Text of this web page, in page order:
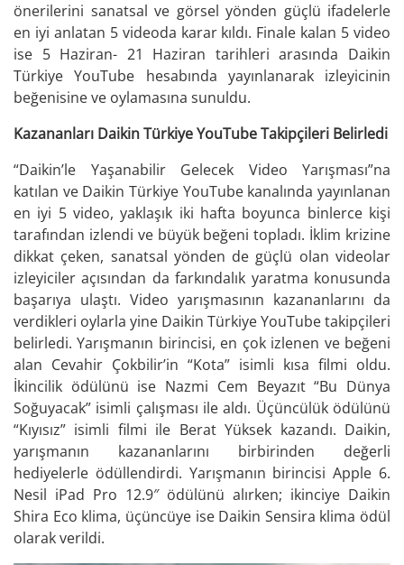
önerilerini sanatsal ve görsel yönden güçlü ifadelerle
en iyi anlatan 5 videoda karar kıldı. Finale kalan 5 video
ise 5 Haziran- 21 Haziran tarihleri arasında Daikin
Türkiye YouTube hesabında yayınlanarak izleyicinin
beğenisine ve oylamasına sunuldu.
Kazananları Daikin Türkiye YouTube Takipçileri Belirledi
“Daikin’le Yaşanabilir Gelecek Video Yarışması”na
katılan ve Daikin Türkiye YouTube kanalında yayınlanan
en iyi 5 video, yaklaşık iki hafta boyunca binlerce kişi
tarafından izlendi ve büyük beğeni topladı. İklim krizine
dikkat çeken, sanatsal yönden de güçlü olan videolar
izleyiciler açısından da farkındalık yaratma konusunda
başarıya ulaştı. Video yarışmasının kazananlarını da
verdikleri oylarla yine Daikin Türkiye YouTube takipçileri
belirledi. Yarışmanın birincisi, en çok izlenen ve beğeni
alan Cevahir Çokbilir’in “Kota” isimli kısa filmi oldu.
İkincilik ödülünü ise Nazmi Cem Beyazıt “Bu Dünya
Soğuyacak” isimli çalışması ile aldı. Üçüncülük ödülünü
“Kıyısız” isimli filmi ile Berat Yüksek kazandı. Daikin,
yarışmanın kazananlarını birbirinden değerli
hediyelerle ödüllendirdi. Yarışmanın birincisi Apple 6.
Nesil iPad Pro 12.9″ ödülünü alırken; ikinciye Daikin
Shira Eco klima, üçüncüye ise Daikin Sensira klima ödül
olarak verildi.